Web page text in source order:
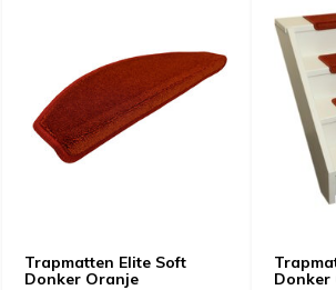
Trapmatten Elite Soft
Donker Oranje
Donker